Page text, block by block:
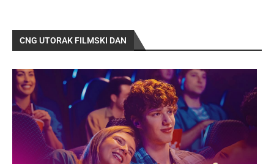
CNG UTORAK FILMSKI DAN